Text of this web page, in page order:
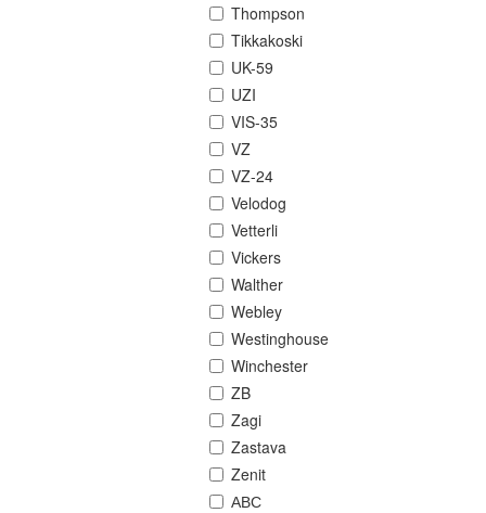
Thompson
Tikkakoski
UK-59
UZI
VIS-35
VZ
VZ-24
Velodog
Vetterli
Vickers
Walther
Webley
Westinghouse
Winchester
ZB
Zagi
Zastava
Zenit
АВС